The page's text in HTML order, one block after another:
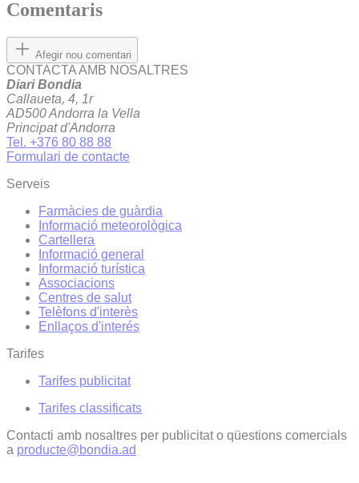
Comentaris
Afegir nou comentari
CONTACTA AMB NOSALTRES
Diari Bondia
Callaueta, 4, 1r
AD500 Andorra la Vella
Principat d'Andorra
Tel. +376 80 88 88
Formulari de contacte
Serveis
Farmàcies de guàrdia
Informació meteorològica
Cartellera
Informació general
Informació turística
Associacions
Centres de salut
Telèfons d'interès
Enllaços d'interés
Tarifes
Tarifes publicitat
Tarifes classificats
Contacti amb nosaltres per publicitat o qüestions comercials
a producte@bondia.ad